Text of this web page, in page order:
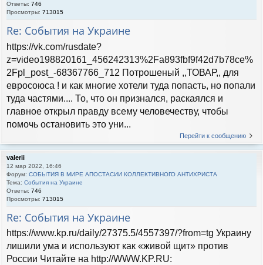
Ответы: 746
Просмотры: 713015
Re: События на Украине
https://vk.com/rusdate?
z=video198820161_456242313%2Fa893fbf9f42d7b78ce%
2Fpl_post_-68367766_712 Потрошеный ,,ТОВАР,, для
евросоюса ! и как многие хотели туда попасть, но попали
туда частями.... То, что он признался, раскаялся и
главное открыл правду всему человечеству, чтобы
помочь остановить это уни...
Перейти к сообщению
valerii
12 мар 2022, 16:46
Форум: СОБЫТИЯ В МИРЕ АПОСТАСИИ КОЛЛЕКТИВНОГО АНТИХРИСТА
Тема: События на Украине
Ответы: 746
Просмотры: 713015
Re: События на Украине
https://www.kp.ru/daily/27375.5/4557397/?from=tg Украину
лишили ума и используют как «живой щит» против
России Читайте на http://WWW.KP.RU: